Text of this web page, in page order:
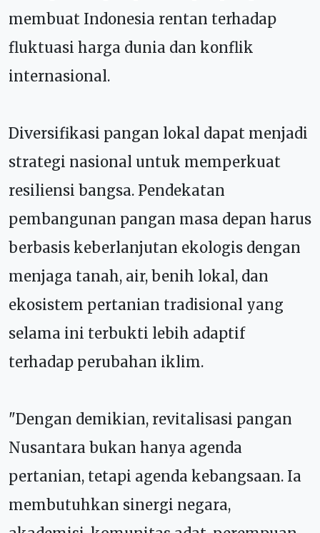
membuat Indonesia rentan terhadap
fluktuasi harga dunia dan konflik
internasional.
Diversifikasi pangan lokal dapat menjadi
strategi nasional untuk memperkuat
resiliensi bangsa. Pendekatan
pembangunan pangan masa depan harus
berbasis keberlanjutan ekologis dengan
menjaga tanah, air, benih lokal, dan
ekosistem pertanian tradisional yang
selama ini terbukti lebih adaptif
terhadap perubahan iklim.
"Dengan demikian, revitalisasi pangan
Nusantara bukan hanya agenda
pertanian, tetapi agenda kebangsaan. Ia
membutuhkan sinergi negara,